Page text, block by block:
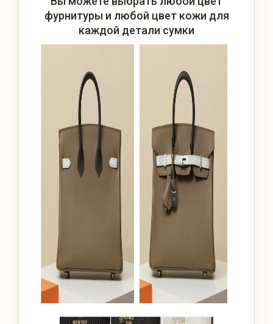
фурнитуры и любой цвет кожи для
каждой детали сумки